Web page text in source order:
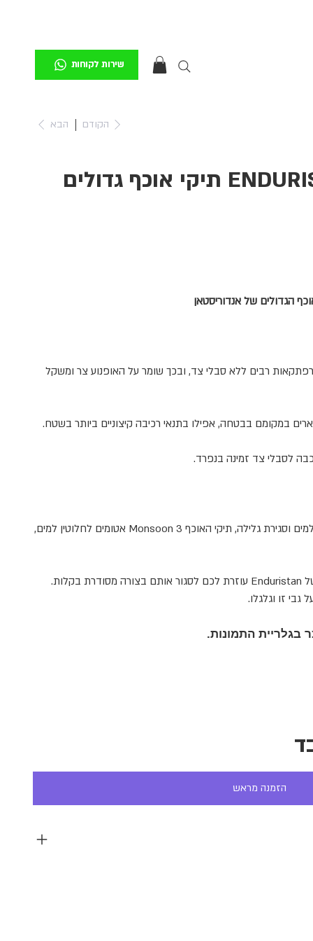
שירות לקוחות
הקודם הבא
ENDURISTAN Monsoon 3 תיקי אוכף גדולים
רבים ללא סבלי צד, ובכך שומר על האופנוע צר ומשקל
במקומם בבטחה, אפילו בתנאי רכיבה קיצוניים ביותר בשטח.
לסבלי צד זמינה בנפרד.
אטומים לחלוטין למים,
עוזרת לכם לסגור אותם בצורה מסודרת בקלות.
זו וגלגלו.
בגלריית התמונות.
הזמנה מראש